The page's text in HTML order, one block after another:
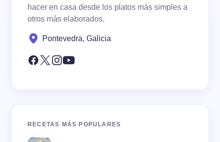
hacer en casa desde los platos más simples a
otros más elaborados.
Pontevedra, Galicia
RECETAS MÁS POPULARES